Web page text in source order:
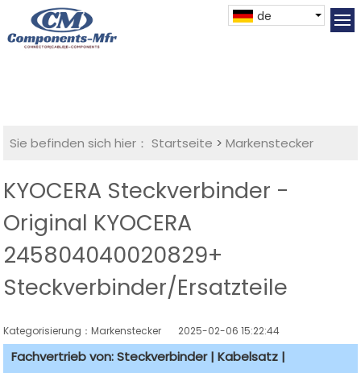
de
Sie befinden sich hier： Startseite >Markenstecker
KYOCERA Steckverbinder -
Original KYOCERA
245804040020829+
Steckverbinder/Ersatzteile
Kategorisierung：Markenstecker 2025-02-06 15:22:44
Fachvertrieb von: Steckverbinder | Kabelsatz |